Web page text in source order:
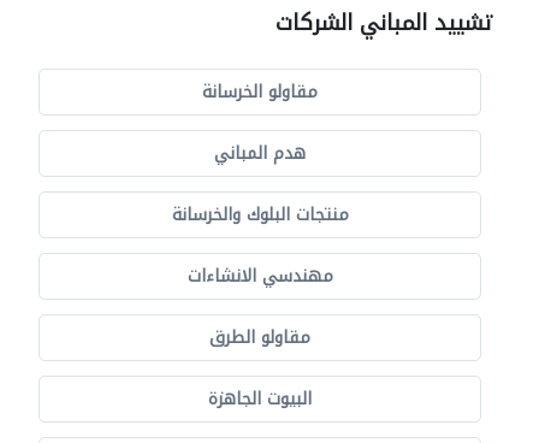
تشييد المباني الشركات
مقاولو الخرسانة
هدم المباني
منتجات البلوك والخرسانة
مهندسي الانشاءات
مقاولو الطرق
البيوت الجاهزة